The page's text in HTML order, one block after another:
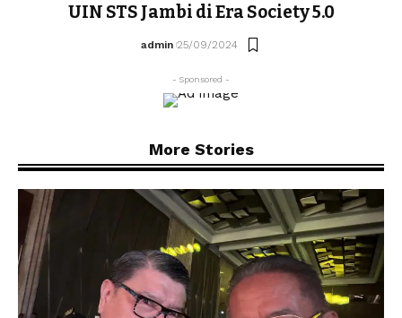
UIN STS Jambi di Era Society 5.0
admin 25/09/2024
- Sponsored -
More Stories